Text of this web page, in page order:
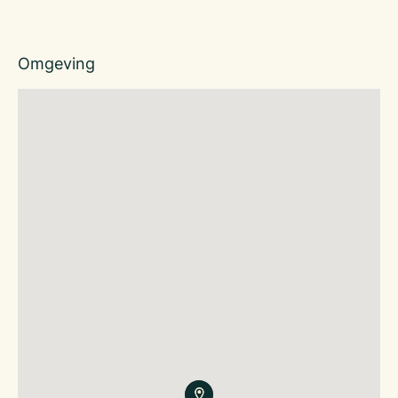
Omgeving